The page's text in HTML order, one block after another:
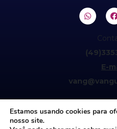
E-
Estamos usando cookies para
nosso site.